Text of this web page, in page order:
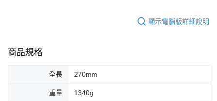
顯示電腦版詳細說明
商品規格
全長 270mm
重量 1340g